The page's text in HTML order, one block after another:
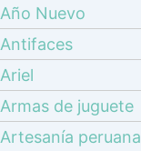
Año Nuevo
Antifaces
Ariel
Armas de juguete
Artesanía peruana